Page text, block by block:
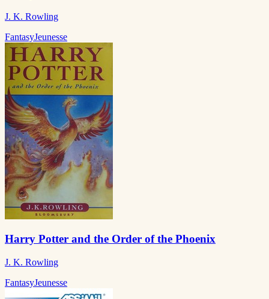
J. K. Rowling
FantasyJeunesse
Harry Potter and the Order of the Phoenix
J. K. Rowling
FantasyJeunesse